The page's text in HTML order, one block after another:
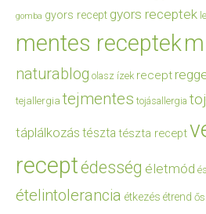
gomba gyors recept gyors receptek
mentes receptek
naturablog olasz ízek recept
tejallergia tejmentes tojásallergia
táplálkozás tészta tészta recept
receptédesség életmód és
ételintolerancia étkezés étrend